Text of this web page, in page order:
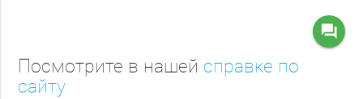
question_answer
Посмотрите в нашей справке по
сайту